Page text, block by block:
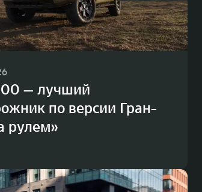
— лучший
по версии Гран-
рулем»